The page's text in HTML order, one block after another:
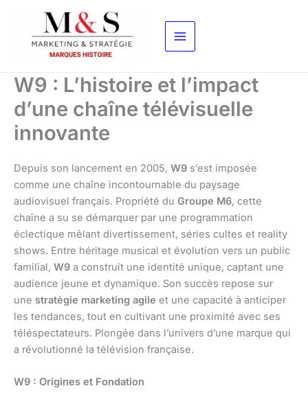
contenu
W9 : L’histoire et l’impact
d’une chaîne télévisuelle
innovante
Depuis son lancement en 2005, W9 s’est imposée
comme une chaîne incontournable du paysage
audiovisuel français. Propriété du Groupe M6, cette
chaîne a su se démarquer par une programmation
éclectique mêlant divertissement, séries cultes et reality
shows. Entre héritage musical et évolution vers un public
familial, W9 a construit une identité unique, captant une
audience jeune et dynamique. Son succès repose sur
une stratégie marketing agile et une capacité à anticiper
les tendances, tout en cultivant une proximité avec ses
téléspectateurs. Plongée dans l’univers d’une marque qui
a révolutionné la télévision française.
W9 : Origines et Fondation